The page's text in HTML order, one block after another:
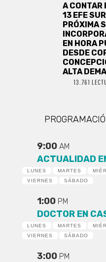
A CONTAR
13 EFE
PRÓXIMA
EN HORA
DESDE
ALTA
13.761
9:00 AM
ACTUALIDAD
LUNES MARTES
VIERNES
SÁBADO
1:00 PM
DOCTOR EN
LUNES MARTES
VIERNES
SÁBADO
3:00 PM